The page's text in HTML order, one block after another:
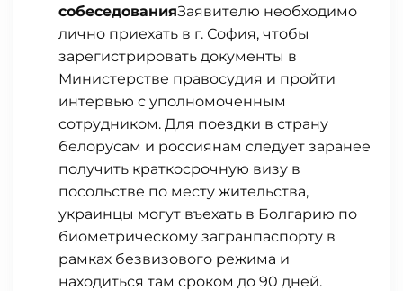
собеседованияЗаявителю необходимо
лично приехать в г. София, чтобы
зарегистрировать документы в
Министерстве правосудия и пройти
интервью с уполномоченным
сотрудником. Для поездки в страну
белорусам и россиянам следует заранее
получить краткосрочную визу в
посольстве по месту жительства,
украинцы могут въехать в Болгарию по
биометрическому загранпаспорту в
рамках безвизового режима и
находиться там сроком до 90 дней.